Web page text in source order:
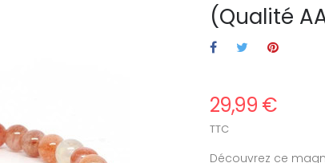
(Qualité
29,99 €
TTC
Découvrez ce